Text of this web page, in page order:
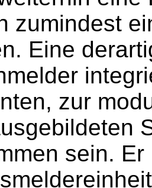
zumindest
Eine
zur
sein.